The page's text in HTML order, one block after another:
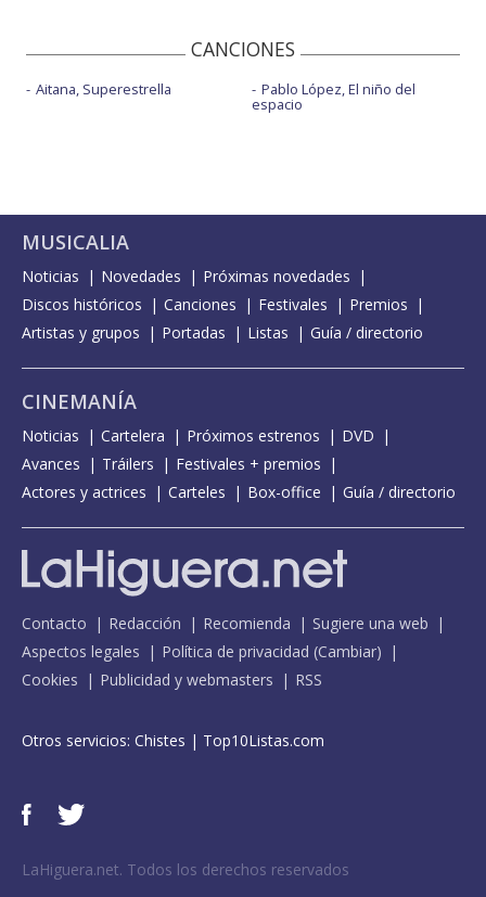
CANCIONES
Aitana, Superestrella Pablo López, El niño del
espacio
MUSICALIA
Noticias Novedades
Próximas novedades
Discos históricos
Canciones Festivales
Premios
Artistas y grupos
Portadas Listas Guía / directorio
CINEMANÍA
Noticias Cartelera Próximos estrenos
DVD
Avances
Tráilers
Festivales + premios
Actores y actrices
Carteles Box-office Guía / directorio
Contacto Redacción Recomienda
Sugiere una web
Aspectos legales
Política de privacidad (Cambiar)
Cookies
Publicidad y webmasters RSS
Otros servicios: Chistes | Top10Listas.com
LaHiguera.net. Todos los derechos reservados